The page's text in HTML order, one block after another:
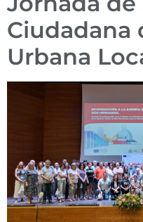
Ciudadana
Urbana